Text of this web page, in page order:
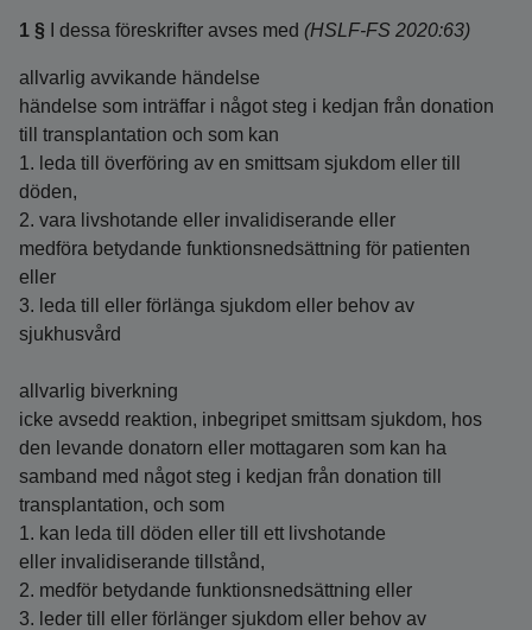
1 § I dessa föreskrifter avses med (HSLF-FS 2020:63)
allvarlig avvikande händelse
händelse som inträffar i något steg i kedjan från donation
till transplantation och som kan
1. leda till överföring av en smittsam sjukdom eller till
döden,
2. vara livshotande eller invalidiserande eller
medföra betydande funktionsnedsättning för patienten
eller
3. leda till eller förlänga sjukdom eller behov av
sjukhusvård
allvarlig biverkning
icke avsedd reaktion, inbegripet smittsam sjukdom, hos
den levande donatorn eller mottagaren som kan ha
samband med något steg i kedjan från donation till
transplantation, och som
1. kan leda till döden eller till ett livshotande
eller invalidiserande tillstånd,
2. medför betydande funktionsnedsättning eller
3. leder till eller förlänger sjukdom eller behov av